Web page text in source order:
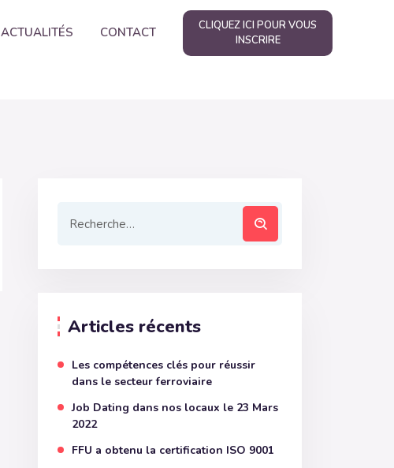
ACTUALITÉS CONTACT
CLIQUEZ ICI POUR VOUS
INSCRIRE
Articles récents
Les compétences clés pour réussir
dans le secteur ferroviaire
Job Dating dans nos locaux le 23 Mars
2022
FFU a obtenu la certification ISO 9001